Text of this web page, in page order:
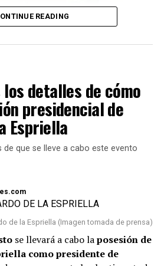
de Pinterest)
algunos consejos,
reglas esevitar acumular
Cosas como espejos partidos,
o electrodomésticos sin
asociarse con el estancamiento y
READING
detalles de cómo
presidencial de
Espriella
de que se lleve a cabo este evento
de la Espriella (Imagen tomada de prensa)
se llevará a cabo laposesión de
como presidente de